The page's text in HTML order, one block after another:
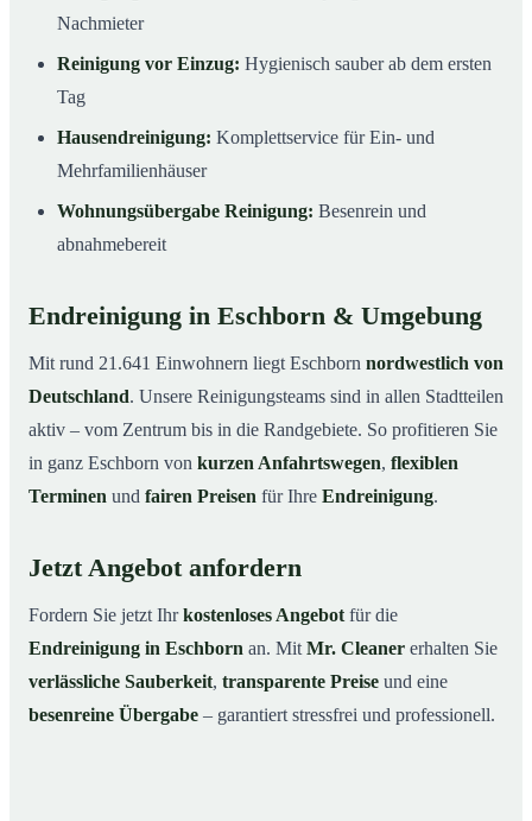
Nachmieter
Reinigung vor Einzug: Hygienisch sauber ab dem ersten
Tag
Hausendreinigung: Komplettservice für Ein- und
Mehrfamilienhäuser
Wohnungsübergabe Reinigung: Besenrein und
abnahmebereit
Endreinigung in Eschborn & Umgebung
Mit rund 21.641 Einwohnern liegt Eschborn nordwestlich von
Deutschland. Unsere Reinigungsteams sind in allen Stadtteilen
aktiv – vom Zentrum bis in die Randgebiete. So profitieren Sie
in ganz Eschborn von kurzen Anfahrtswegen, flexiblen
Terminen und fairen Preisen für Ihre Endreinigung.
Jetzt Angebot anfordern
Fordern Sie jetzt Ihrkostenloses Angebot für die
Endreinigung in Eschborn an. Mit Mr. Cleaner erhalten Sie
verlässliche Sauberkeit, transparente Preise und eine
besenreine Übergabe – garantiert stressfrei und professionell.